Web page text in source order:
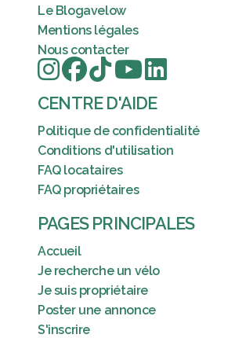
Le Blogavelow
Mentions légales
Nous contacter
CENTRE D'AIDE
Politique de confidentialité
Conditions d'utilisation
FAQ locataires
FAQ propriétaires
PAGES PRINCIPALES
Accueil
Je recherche un vélo
Je suis propriétaire
Poster une annonce
S'inscrire